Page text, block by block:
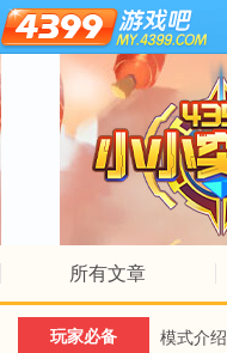
所有文章
玩家必备 模式介绍